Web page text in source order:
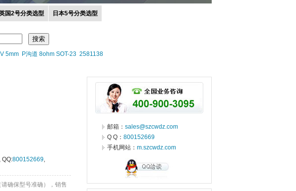
国2号分类选型 日本5号分类选型
5mm P沟道 8ohm SOT-23 2581138
800152669,
确保型号准确），销售
邮箱： sales@szcwdz.com
Q Q： 800152669
手机网站： m.szcwdz.com